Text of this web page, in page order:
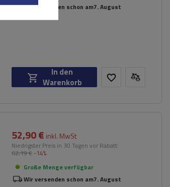
Wir versenden schon am7. August
In den
Warenkorb
52,90 € inkl. MwSt
Niedrigster Preis in 30 Tagen vor Rabatt:
62,19 € -14%
Große Menge verfügbar
Wir versenden schon am7. August